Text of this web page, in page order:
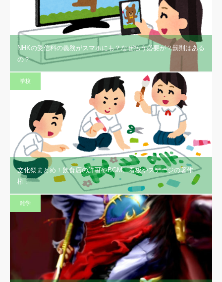
NHKの受信料の義務がスマホにも？なぜ払う必要が？罰則はある
の？
学校
文化祭まとめ！飲食店の許可やBGM、看板やステージの著作
権！
雑学